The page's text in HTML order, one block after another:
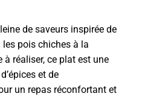
de saveurs inspirée de
pois chiches à la
réaliser, ce plat est une
et de
un repas réconfortant et